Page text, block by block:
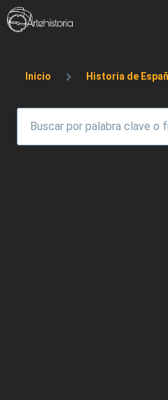
Pasar al contenido principal
Sobrescribir
Inicio Historia de